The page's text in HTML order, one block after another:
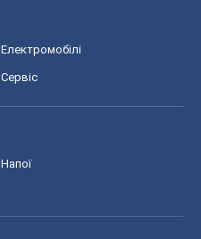
Електромобілі
Сервіс
Напої